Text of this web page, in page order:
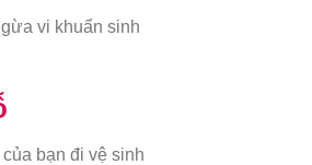
vi khuẩn sinh
bạn đi vệ sinh